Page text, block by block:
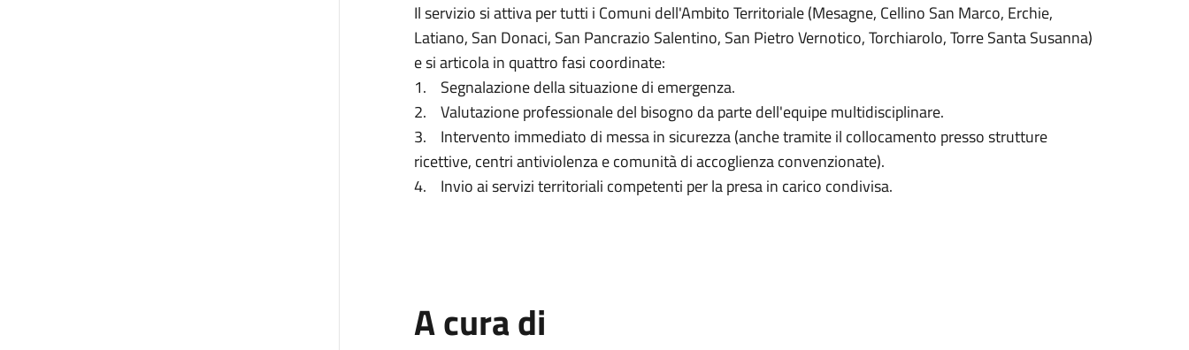
Il servizio si attiva per tutti i Comuni dell'Ambito Territoriale (Mesagne, Cellino San Marco, Erchie,
Latiano, San Donaci, San Pancrazio Salentino, San Pietro Vernotico, Torchiarolo, Torre Santa Susanna)
e si articola in quattro fasi coordinate:
1. Segnalazione della situazione di emergenza.
2. Valutazione professionale del bisogno da parte dell'equipe multidisciplinare.
3. Intervento immediato di messa in sicurezza (anche tramite il collocamento presso strutture
ricettive, centri antiviolenza e comunità di accoglienza convenzionate).
4. Invio ai servizi territoriali competenti per la presa in carico condivisa.
A cura di